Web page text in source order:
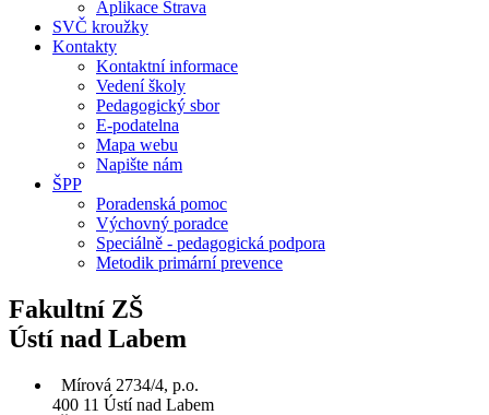
Aplikace Strava
SVČ kroužky
Kontakty
Kontaktní informace
Vedení školy
Pedagogický sbor
E-podatelna
Mapa webu
Napište nám
ŠPP
Poradenská pomoc
Výchovný poradce
Speciálně - pedagogická podpora
Metodik primární prevence
Fakultní ZŠ
Ústí nad Labem
Mírová 2734/4, p.o.
400 11 Ústí nad Labem